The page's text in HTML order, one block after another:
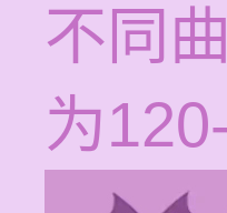
不同
为